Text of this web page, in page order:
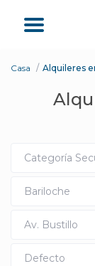
Casa Alquileres
Categoría
Bariloche
Av. Bustillo
Defecto